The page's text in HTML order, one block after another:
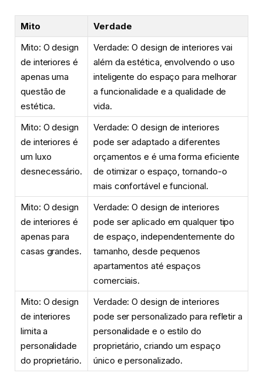
Mito
Verdade
Mito: O design
de interiores é
apenas uma
questão de
estética.
Verdade: O design de interiores vai
além da estética, envolvendo o uso
inteligente do espaço para melhorar
a funcionalidade e a qualidade de
vida.
Mito: O design
de interiores é
um luxo
desnecessário.
Verdade: O design de interiores
pode ser adaptado a diferentes
orçamentos e é uma forma eficiente
de otimizar o espaço, tornando-o
mais confortável e funcional.
Mito: O design
de interiores é
apenas para
casas grandes.
Verdade: O design de interiores
pode ser aplicado em qualquer tipo
de espaço, independentemente do
tamanho, desde pequenos
apartamentos até espaços
comerciais.
Mito: O design
de interiores
limita a
personalidade
do proprietário.
Verdade: O design de interiores
pode ser personalizado para refletir a
personalidade e o estilo do
proprietário, criando um espaço
único e personalizado.